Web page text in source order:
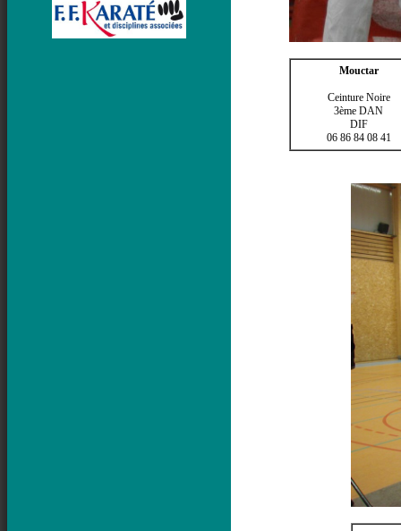
Mouctar
Ceinture Noire
3ème DAN
DIF
06 86 84 08 41